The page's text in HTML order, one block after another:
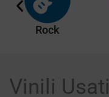
Rock
Vinili